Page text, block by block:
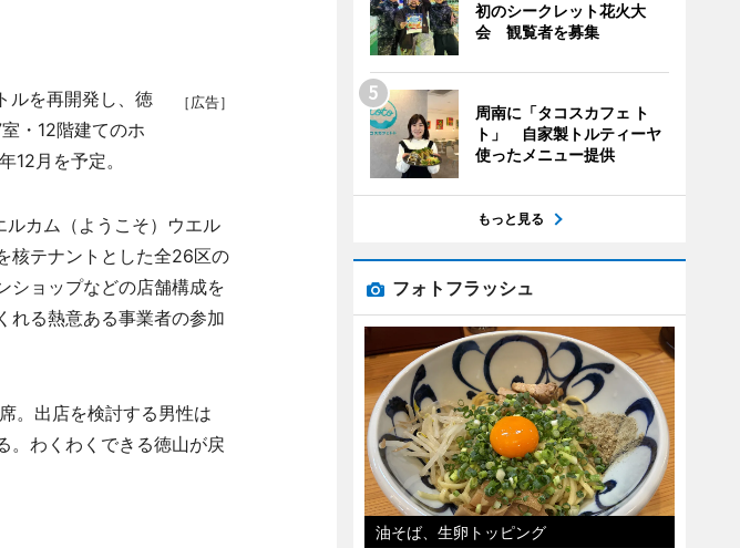
［広告］
ルを再開発し、徳
・12階建てのホ
月を予定。
カム（ようこそ）ウエル
核テナントとした全26区の
ショップなどの店舗構成を
れる熱意ある事業者の参加
。出店を検討する男性は
。わくわくできる徳山が戻
初のシークレット花火大
会 観覧者を募集
周南に「タコスカフェ ト
ト」 自家製トルティーヤ
使ったメニュー提供
もっと見る
フォトフラッシュ
油そば、生卵トッピング